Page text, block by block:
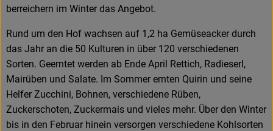
berreichern im Winter das Angebot. ​
Rund um den Hof wachsen auf 1,2 ha Gemüseacker durch
das Jahr an die 50 Kulturen in über 120 verschiedenen
Sorten. Geerntet werden ab Ende April Rettich, Radieserl,
Mairüben und Salate. Im Sommer ernten Quirin und seine
Helfer Zucchini, Bohnen, verschiedene Rüben,
Zuckerschoten, Zuckermais und vieles mehr. Über den Winter
bis in den Februar hinein versorgen verschiedene Kohlsorten